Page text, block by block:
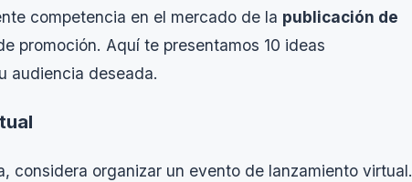
competencia en el mercado de la publicación de
promoción. Aquí te presentamos 10 ideas
audiencia deseada.
considera organizar un evento de lanzamiento virtual.